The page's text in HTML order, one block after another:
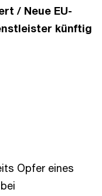
/ Neue EU-
künftig
Opfer eines